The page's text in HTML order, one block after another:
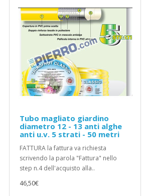
Tubo magliato giardino
diametro 12 - 13 anti alghe
anti u.v. 5 strati - 50 metri
FATTURA la fattura va richiesta
scrivendo la parola "Fattura" nello
step n.4 dell'acquisto alla..
46,50€